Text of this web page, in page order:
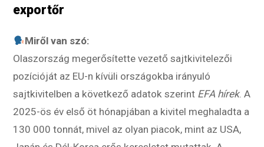
exportőr
Miről van szó:
Olaszország megerősítette vezető sajtkivitelezői
pozícióját az EU-n kívüli országokba irányuló
sajtkivitelben a következő adatok szerint EFA hírek. A
2025-ös év első öt hónapjában a kivitel meghaladta a
130 000 tonnát, mivel az olyan piacok, mint az USA,